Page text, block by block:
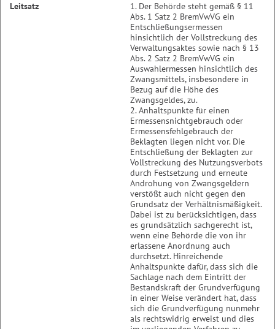
Leitsatz
1. Der Behörde steht gemäß § 11
Abs. 1 Satz 2 BremVwVG ein
Entschließungsermessen
hinsichtlich der Vollstreckung des
Verwaltungsaktes sowie nach § 13
Abs. 2 Satz 2 BremVwVG ein
Auswahlermessen hinsichtlich des
Zwangsmittels, insbesondere in
Bezug auf die Höhe des
Zwangsgeldes, zu.
2. Anhaltspunkte für einen
Ermessensnichtgebrauch oder
Ermessensfehlgebrauch der
Beklagten liegen nicht vor. Die
Entschließung der Beklagten zur
Vollstreckung des Nutzungsverbots
durch Festsetzung und erneute
Androhung von Zwangsgeldern
verstößt auch nicht gegen den
Grundsatz der Verhältnismäßigkeit.
Dabei ist zu berücksichtigen, dass
es grundsätzlich sachgerecht ist,
wenn eine Behörde die von ihr
erlassene Anordnung auch
durchsetzt. Hinreichende
Anhaltspunkte dafür, dass sich die
Sachlage nach dem Eintritt der
Bestandskraft der Grundverfügung
in einer Weise verändert hat, dass
sich die Grundverfügung nunmehr
als rechtswidrig erweist und dies